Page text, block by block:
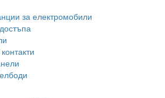
за електромобили